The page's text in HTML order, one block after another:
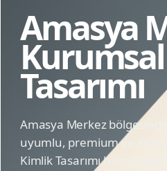
Amasya
Tasarımı
Amasya Merkez
uyumlu, premium ve
Kimlik Tasarımı hizmet